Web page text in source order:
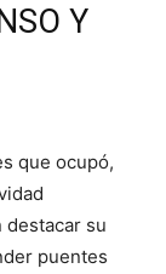
Y
que ocupó,
su
puentes